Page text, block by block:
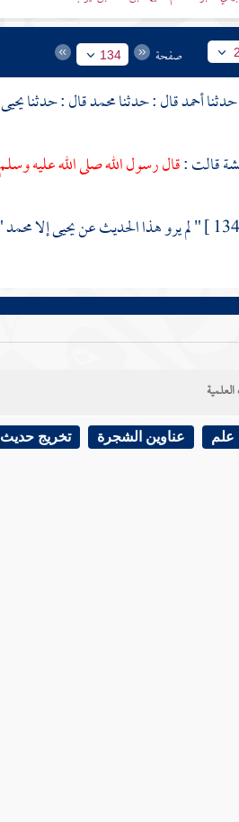
2 صفحة 134
أحمدقال : حدثنامحمدقال : حدثنايحيى
قالت :قال رسول الله صلى الله عليه
" لم يرو هذا الحديث عنيحيىإلامحمد
علم عناوين الشجرة تخريج حديث